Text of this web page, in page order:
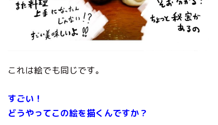
これは絵でも同じです。
すごい！
どうやってこの絵を描くんですか？